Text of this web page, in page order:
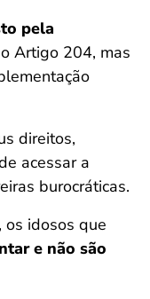
pela
Artigo 204, mas
direitos,
acessar a
burocráticas.
os idosos que
e não são